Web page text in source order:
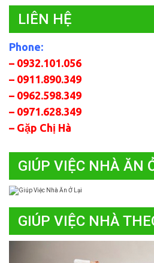
LIÊN HỆ
Phone:
– 0932.101.056
– 0911.890.349
– 0962.598.349
– 0971.628.349
– Gặp Chị Hà
GIÚP VIỆC NHÀ ĂN
GIÚP VIỆC NHÀ